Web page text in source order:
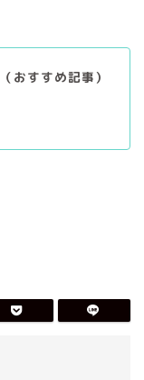
おすすめ記事）